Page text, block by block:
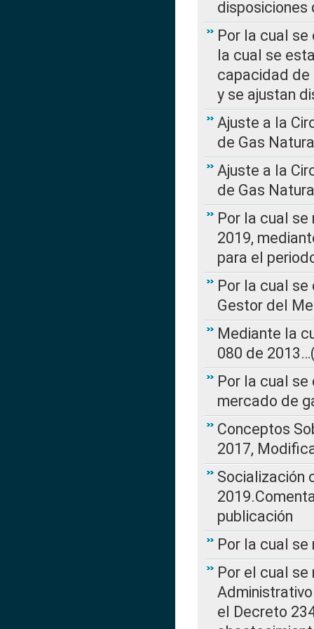
disposiciones
Por la cual se
la cual se
capacidad de
y se ajustan
Ajuste a la
de Gas
Ajuste a la
de Gas
Por la cual se
2019,
para el
Por la cual
Gestor del
Mediante la
080 de
Por la cual
mercado de
Conceptos
2017,
Socialización
publicación
Por la cual se
Por el cual
el Decreto